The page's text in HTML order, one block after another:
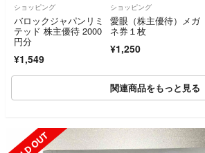
ショッピング
バロックジャパンリミ
テッド 株主優待 2000
円分
¥1,549
ショッピング
愛眼（株主優待）メガ
ネ券１枚
¥1,250
関連商品をもっと見る
SOLD OUT